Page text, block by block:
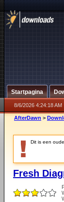
Startpagina
8/6/2026 4:24:18 AM
AfterDawn >
Dit is een
Fresh